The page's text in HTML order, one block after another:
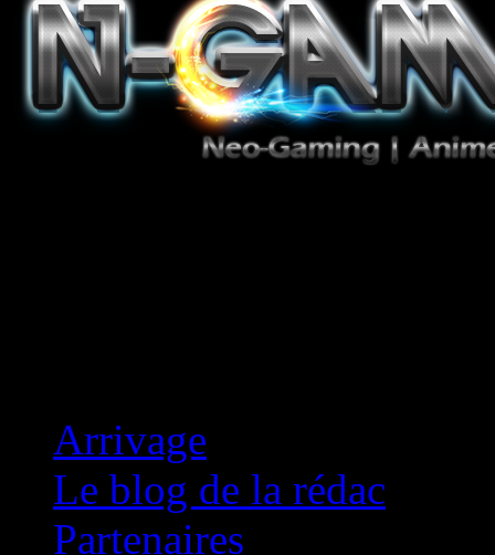
Arrivage
Le blog de la rédac
Partenaires